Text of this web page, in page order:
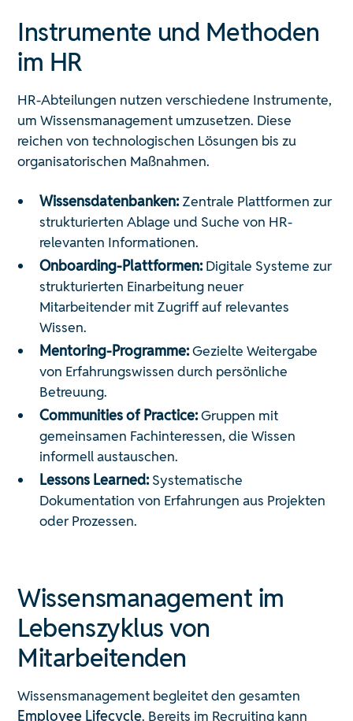
Instrumente und Methoden
im HR
HR-Abteilungen nutzen verschiedene Instrumente,
um Wissensmanagement umzusetzen. Diese
reichen von technologischen Lösungen bis zu
organisatorischen Maßnahmen.
Wissensdatenbanken: Zentrale Plattformen zur
strukturierten Ablage und Suche von HR-
relevanten Informationen.
Onboarding-Plattformen: Digitale Systeme zur
strukturierten Einarbeitung neuer
Mitarbeitender mit Zugriff auf relevantes
Wissen.
Mentoring-Programme:Gezielte Weitergabe
von Erfahrungswissen durch persönliche
Betreuung.
Communities of Practice:Gruppen mit
gemeinsamen Fachinteressen, die Wissen
informell austauschen.
Lessons Learned: Systematische
Dokumentation von Erfahrungen aus Projekten
oder Prozessen.
Wissensmanagement im
Lebenszyklus von
Mitarbeitenden
Wissensmanagement begleitet den gesamten
Employee Lifecycle. Bereits im Recruiting kann